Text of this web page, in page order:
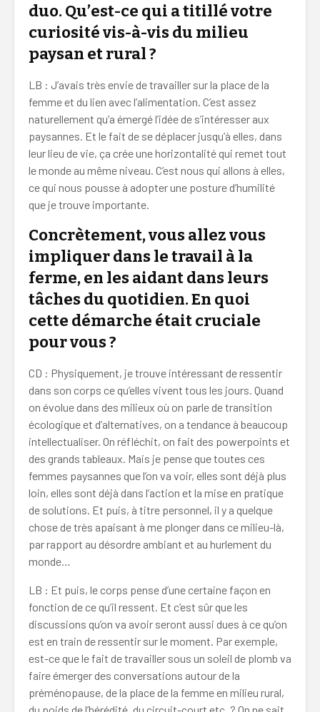
duo. Qu’est-ce qui a titillé votre
curiosité vis-à-vis du milieu
paysan et rural ?
LB : J’avais très envie de travailler sur la place de la
femme et du lien avec l’alimentation. C’est assez
naturellement qu’a émergé l’idée de s’intéresser aux
paysannes. Et le fait de se déplacer jusqu’à elles, dans
leur lieu de vie, ça crée une horizontalité qui remet tout
le monde au même niveau. C’est nous qui allons à elles,
ce qui nous pousse à adopter une posture d’humilité
que je trouve importante.
Concrètement, vous allez vous
impliquer dans le travail à la
ferme, en les aidant dans leurs
tâches du quotidien. En quoi
cette démarche était cruciale
pour vous ?
CD : Physiquement, je trouve intéressant de ressentir
dans son corps ce qu’elles vivent tous les jours. Quand
on évolue dans des milieux où on parle de transition
écologique et d’alternatives, on a tendance à beaucoup
intellectualiser. On réfléchit, on fait des powerpoints et
des grands tableaux. Mais je pense que toutes ces
femmes paysannes que l’on va voir, elles sont déjà plus
loin, elles sont déjà dans l’action et la mise en pratique
de solutions. Et puis, à titre personnel, il y a quelque
chose de très apaisant à me plonger dans ce milieu-là,
par rapport au désordre ambiant et au hurlement du
monde…
LB : Et puis, le corps pense d’une certaine façon en
fonction de ce qu’il ressent. Et c’est sûr que les
discussions qu’on va avoir seront aussi dues à ce qu’on
est en train de ressentir sur le moment. Par exemple,
est-ce que le fait de travailler sous un soleil de plomb va
faire émerger des conversations autour de la
préménopause, de la place de la femme en milieu rural,